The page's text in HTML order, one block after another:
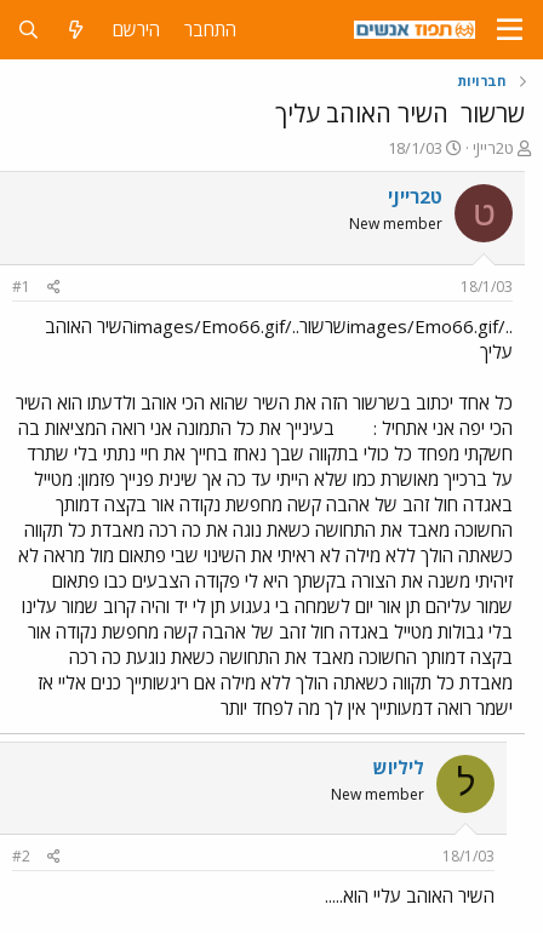
התחבר הירשם
חברויות
שרשור השיר האוהב עליך
פ
ו
ת
ח
ה
ש
ט2רייJי
פ
ו
ר
ם
ר
18/1/03
ט ט2רייJי
New member
18/1/03
#1
../images/Emo66.gifשרשור../images/Emo66.gifהשיר האוהב
עליך
כל אחד יכתוב בשרשור הזה את השיר שהוא הכי אוהב ולדעתו הוא השיר
הכי יפה אני אתחיל :
בעינייך את כל התמונה אני רואה המציאות בה
חשקתי מפחד כל כולי בתקווה שבך נאחז בחייך את חיי נתתי בלי שתרד
על ברכייך מאושרת כמו שלא הייתי עד כה אך שינית פנייך פזמון: מטייל
באגדה חול זהב של אהבה קשה מחפשת נקודה אור בקצה דמותך
החשוכה מאבד את התחושה כשאת נוגה את כה רכה מאבדת כל תקווה
כשאתה הולך ללא מילה לא ראיתי את השינוי שבי פתאום מול מראה לא
זיהיתי משנה את הצורה בקשתך היא לי פקודה הצבעים כבו פתאום
שמור עליהם תן אור יום לשמחה בי געגוע תן לי יד והיה קרוב שמור עלינו
בלי גבולות מטייל באגדה חול זהב של אהבה קשה מחפשת נקודה אור
בקצה דמותך החשוכה מאבד את התחושה כשאת נוגעת כה רכה
מאבדת כל תקווה כשאתה הולך ללא מילה אם ריגשותייך כנים אליי אז
ישמר רואה דמעותייך אין לך מה לפחד יותר
ל ליליוש
New member
18/1/03
#2
השיר האוהב עליי הוא.....